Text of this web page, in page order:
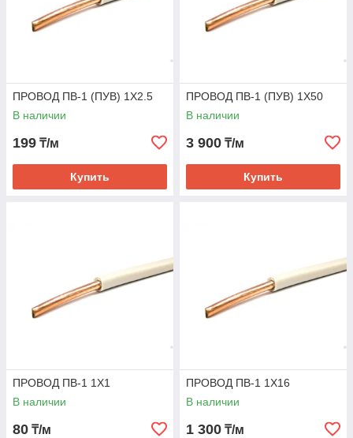
ПРОВОД ПВ-1 (ПУВ) 1Х2.5
В наличии
199 ₸/м
Купить
ПРОВОД ПВ-1 (ПУВ) 1Х50
В наличии
3 900 ₸/м
Купить
ПРОВОД ПВ-1 1Х1
В наличии
80 ₸/м
ПРОВОД ПВ-1 1Х16
В наличии
1 300 ₸/м